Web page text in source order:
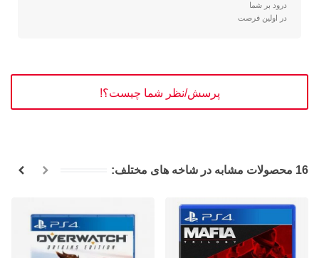
درود بر شما
در اولین فرصت
پرسش/نظر شما چیست؟!
16 محصولات مشابه در شاخه های مختلف: